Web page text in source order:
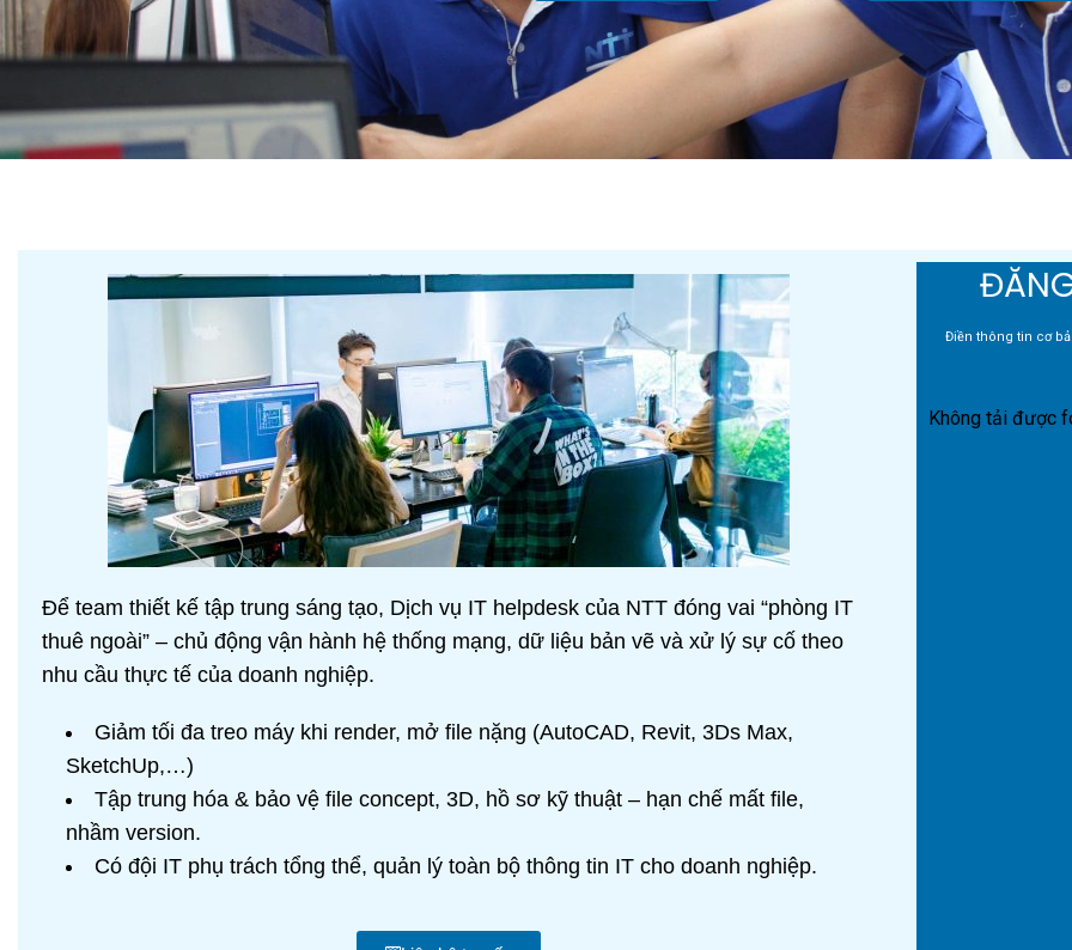
Để team thiết kế tập trung sáng tạo, Dịch vụ IT helpdesk của NTT đóng vai “phòng IT
thuê ngoài” – chủ động vận hành hệ thống mạng, dữ liệu bản vẽ và xử lý sự cố theo
nhu cầu thực tế của doanh nghiệp.
Giảm tối đa treo máy khi render, mở file nặng (AutoCAD, Revit, 3Ds Max,
SketchUp,…)
Tập trung hóa & bảo vệ file concept, 3D, hồ sơ kỹ thuật – hạn chế mất file,
nhầm version.
Có đội IT phụ trách tổng thể, quản lý toàn bộ thông tin IT cho doanh nghiệp.
Điền thông tin cơ
Không tải được